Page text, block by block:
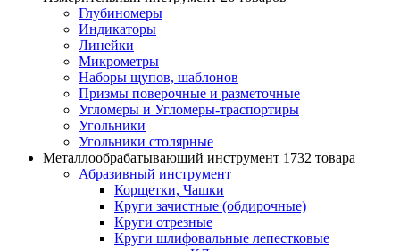
Глубиномеры
Индикаторы
Линейки
Микрометры
Наборы щупов, шаблонов
Призмы поверочные и разметочные
Угломеры и Угломеры-траспортиры
Угольники
Угольники столярные
Металлообрабатывающий инструмент 1732 товара
Абразивный инструмент
Корщетки, Чашки
Круги зачистные (обдирочные)
Круги отрезные
Круги шлифовальные лепестковые